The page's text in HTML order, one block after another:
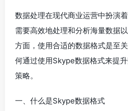
数据处理在现代商业运营中扮演
需要高效地处理和分析海量数据
方面，使用合适的数据格式是至
何通过使用Skype数据格式来提
策略。
一、什么是Skype数据格式